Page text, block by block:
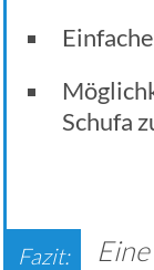
Schufa